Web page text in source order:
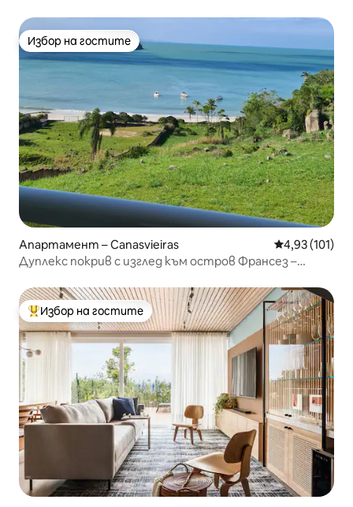
Избор на гостите
Избор на гостите
Апартамент – Canasvieiras Средна
4,93 (101)
Дуплекс покрив с изглед към остров Франсез –
Най-популярен избор на гостите
Избор на гостите